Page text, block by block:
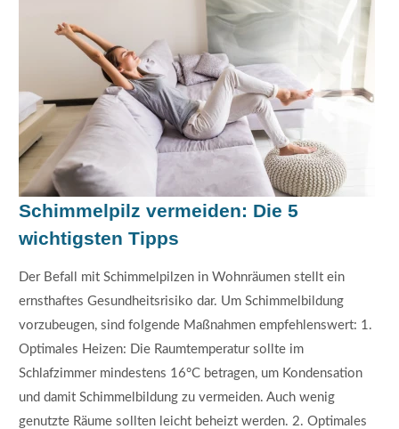
Schimmelpilz vermeiden: Die 5
wichtigsten Tipps
Der Befall mit Schimmelpilzen in Wohnräumen stellt ein
ernsthaftes Gesundheitsrisiko dar. Um Schimmelbildung
vorzubeugen, sind folgende Maßnahmen empfehlenswert: 1.
Optimales Heizen: Die Raumtemperatur sollte im
Schlafzimmer mindestens 16°C betragen, um Kondensation
und damit Schimmelbildung zu vermeiden. Auch wenig
genutzte Räume sollten leicht beheizt werden. 2. Optimales